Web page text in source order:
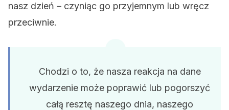
nasz dzień – czyniąc go przyjemnym lub wręcz
przeciwnie.
Chodzi o to, że nasza reakcja na dane
wydarzenie może poprawić lub pogorszyć
całą resztę naszego dnia, naszego